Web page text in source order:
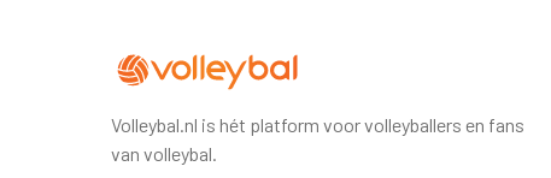
Volleybal.nl is hét platform voor volleyballers en fans
van volleybal.